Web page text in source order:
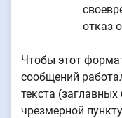
отказ
Чтобы этот
сообщений
текста
чрезмерной